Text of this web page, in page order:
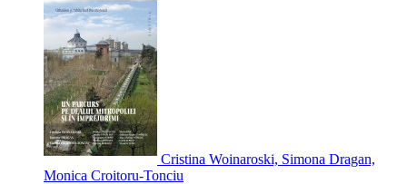
Cristina Woinaroski, Simona Dragan,
Monica Croitoru-Tonciu